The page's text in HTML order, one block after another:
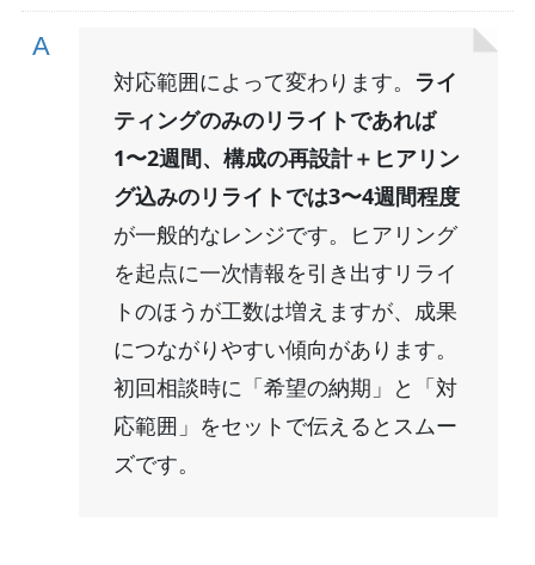
対応範囲によって変わります。 ライ
ティングのみのリライトであれば
1〜2週間、構成の再設計＋ヒアリン
グ込みのリライトでは3〜4週間程度
が一般的なレンジです。ヒアリング
を起点に一次情報を引き出すリライ
トのほうが工数は増えますが、成果
につながりやすい傾向があります。
初回相談時に「希望の納期」と「対
応範囲」をセットで伝えるとスムー
ズです。